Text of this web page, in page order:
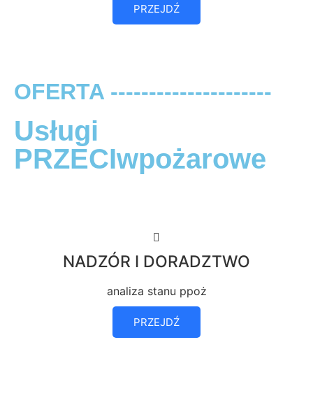
PRZEJDŹ
OFERTA ---------------------
Usługi
PRZECIwpożarowe
NADZÓR I DORADZTWO
analiza stanu ppoż
PRZEJDŹ